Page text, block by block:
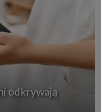
odkrywają